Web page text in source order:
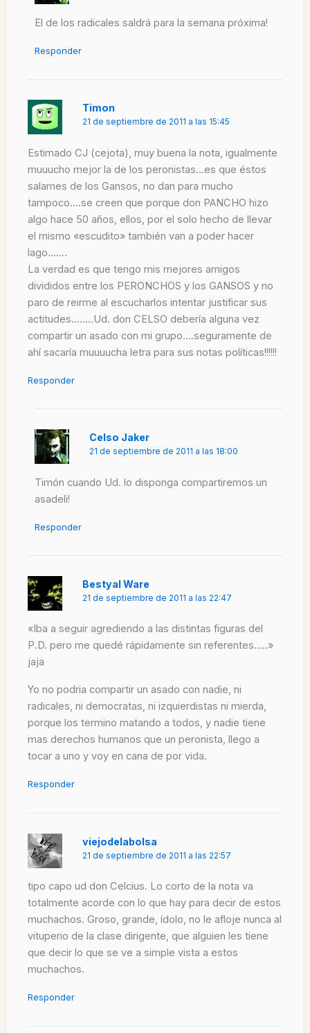
El de los radicales saldrá para la semana próxima!
Responder
Timon
21 de septiembre de 2011 a las 15:45
Estimado CJ (cejota), muy buena la nota, igualmente
muuucho mejor la de los peronistas…es que éstos
salames de los Gansos, no dan para mucho
tampoco….se creen que porque don PANCHO hizo
algo hace 50 años, ellos, por el solo hecho de llevar
el mismo «escudito» también van a poder hacer
lago…….
La verdad es que tengo mis mejores amigos
divididos entre los PERONCHOS y los GANSOS y no
paro de reirme al escucharlos intentar justificar sus
actitudes……..Ud. don CELSO debería alguna vez
compartir un asado con mi grupo….seguramente de
ahí sacaría muuuucha letra para sus notas políticas!!!!!!
Responder
Celso Jaker
21 de septiembre de 2011 a las 18:00
Timón cuando Ud. lo disponga compartiremos un
asadeli!
Responder
Bestyal Ware
21 de septiembre de 2011 a las 22:47
«Iba a seguir agrediendo a las distintas figuras del
P.D. pero me quedé rápidamente sin referentes…..»
jaja
Yo no podria compartir un asado con nadie, ni
radicales, ni democratas, ni izquierdistas ni mierda,
porque los termino matando a todos, y nadie tiene
mas derechos humanos que un peronista, llego a
tocar a uno y voy en cana de por vida.
Responder
viejodelabolsa
21 de septiembre de 2011 a las 22:57
tipo capo ud don Celcius. Lo corto de la nota va
totalmente acorde con lo que hay para decir de estos
muchachos. Groso, grande, ídolo, no le afloje nunca al
vituperio de la clase dirigente, que alguien les tiene
que decir lo que se ve a simple vista a estos
muchachos.
Responder